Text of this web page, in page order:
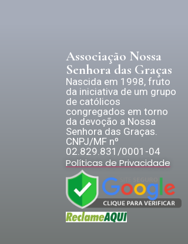
Associação Nossa
Senhora das Graças
Nascida em 1998, fruto
da iniciativa de um grupo
de católicos
congregados em torno
da devoção a Nossa
Senhora das Graças.
CNPJ/MF nº
02.829.831/0001-04
Políticas de Privacidade